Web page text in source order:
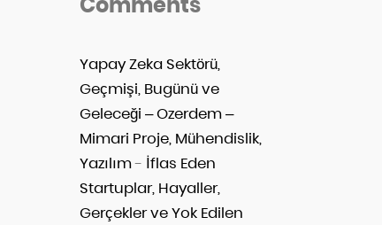
Yapay Zeka Sektörü,
Geçmişi, Bugünü ve
Geleceği – Ozerdem –
Mimari Proje, Mühendislik,
Yazılım- İflas Eden
Startuplar, Hayaller,
Gerçekler ve Yok Edilen